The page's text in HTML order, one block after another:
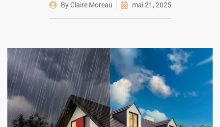
ByClaire Moreau mai 21, 2025